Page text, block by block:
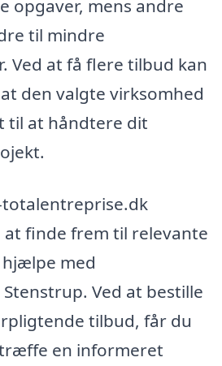
opgaver, mens andre
til mindre
Ved at få flere tilbud kan
den valgte virksomhed
til at håndtere dit
finde frem til relevante
med
Ved at bestille
tilbud, får du
en informeret